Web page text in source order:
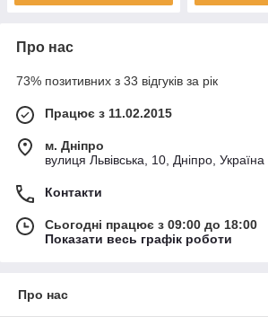
Про нас
73% позитивних з 33 відгуків за рік
Працює з 11.02.2015
м. Дніпро
вулиця Львівська, 10, Дніпро, Україна
Контакти
Сьогодні працює з 09:00 до 18:00
Показати весь графік роботи
Про нас